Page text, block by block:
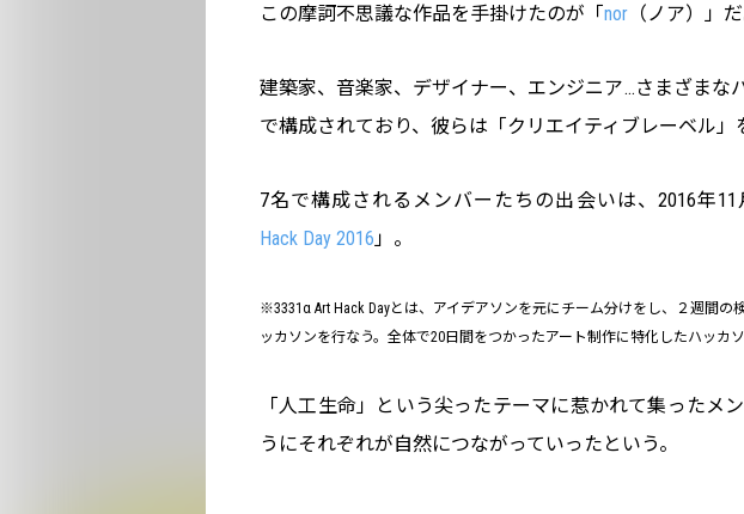
この摩訶不思議な作品を手掛けたのが「nor （ノア）」だ
建築家、音楽家、デザイナー、エンジニア…さまざまな
で構成されており、彼らは「クリエイティブレーベル」
7名で構成されるメンバーたちの出会いは、2016年
Hack Day 2016」。
※3331α Art Hack Dayとは、アイデアソンを元にチーム分けをし、２週間の
ッカソンを行なう。全体で20日間をつかったアート制作に特化したハッカソ
「人工生命」という尖ったテーマに惹かれて集ったメ
うにそれぞれが自然につながっていったという。